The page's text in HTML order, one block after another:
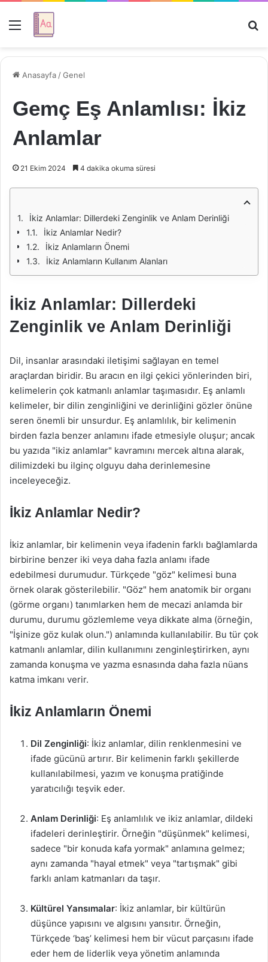
Menü
Anasayfa /Genel
Gemç Eş Anlamlısı: İkiz
Anlamlar
21 Ekim 2024 4 dakika okuma süresi
İkiz Anlamlar: Dillerdeki Zenginlik ve Anlam Derinliği
İkiz Anlamlar Nedir?
İkiz Anlamların Önemi
İkiz Anlamların Kullanım Alanları
İkiz Anlamlar: Dillerdeki
Zenginlik ve Anlam Derinliği
Dil, insanlar arasındaki iletişimi sağlayan en temel
araçlardan biridir. Bu aracın en ilgi çekici yönlerinden biri,
kelimelerin çok katmanlı anlamlar taşımasıdır. Eş anlamlı
kelimeler, bir dilin zenginliğini ve derinliğini gözler önüne
seren önemli bir unsurdur. Eş anlamlılık, bir kelimenin
birden fazla benzer anlamını ifade etmesiyle oluşur; ancak
bu yazıda "ikiz anlamlar" kavramını mercek altına alarak,
dilimizdeki bu ilginç olguyu daha derinlemesine
inceleyeceğiz.
İkiz Anlamlar Nedir?
İkiz anlamlar, bir kelimenin veya ifadenin farklı bağlamlarda
birbirine benzer iki veya daha fazla anlamı ifade
edebilmesi durumudur. Türkçede "göz" kelimesi buna
örnek olarak gösterilebilir. "Göz" hem anatomik bir organı
(görme organı) tanımlarken hem de mecazi anlamda bir
durumu, durumu gözlemleme veya dikkate alma (örneğin,
"İşinize göz kulak olun.") anlamında kullanılabilir. Bu tür çok
katmanlı anlamlar, dilin kullanımını zenginleştirirken, aynı
zamanda konuşma ve yazma esnasında daha fazla nüans
katma imkanı verir.
İkiz Anlamların Önemi
Dil Zenginliği: İkiz anlamlar, dilin renklenmesini ve
ifade gücünü artırır. Bir kelimenin farklı şekillerde
kullanılabilmesi, yazım ve konuşma pratiğinde
yaratıcılığı teşvik eder.
Anlam Derinliği: Eş anlamlılık ve ikiz anlamlar, dildeki
ifadeleri derinleştirir. Örneğin "düşünmek" kelimesi,
sadece "bir konuda kafa yormak" anlamına gelmez;
aynı zamanda "hayal etmek" veya "tartışmak" gibi
farklı anlam katmanları da taşır.
Kültürel Yansımalar: İkiz anlamlar, bir kültürün
düşünce yapısını ve algısını yansıtır. Örneğin,
Türkçede ‘baş’ kelimesi hem bir vücut parçasını ifade
eder hem de liderlik veya yönetim anlamında